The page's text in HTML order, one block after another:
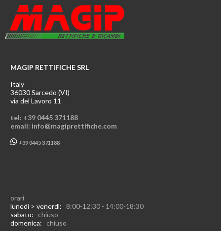
MAGIP RETTIFICHE SRL
Italy
36030 Sarcedo (VI)
via del Lavoro 11
tel: +39 0445 371188
email: info@magiprettifiche.com
+39 0445 371188
orari
lunedì > venerdì: 8:00-12:30 - 14:00-18:30
sabato: chiuso
domenica: chiuso